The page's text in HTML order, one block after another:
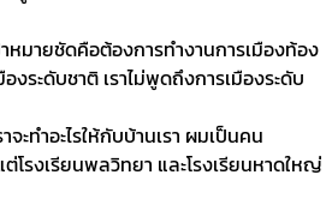
หมายชัดคือต้องการทำงานการเมืองท้อง
งระดับชาติ เราไม่พูดถึงการเมืองระดับ
ะทำอะไรให้กับบ้านเรา ผมเป็นคน
โรงเรียนพลวิทยา และโรงเรียนหาดใหญ่